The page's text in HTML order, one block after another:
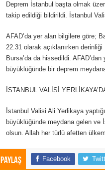
Deprem İstanbul başta olmak
takip edildiği bildirildi. İstanbul
AFAD’da yer alan bilgilere göre;
22.31 olarak açıklanırken
Bursa’da da hissedildi.
büyüklüğünde bir deprem
İSTANBUL VALİSİ
İstanbul Valisi Ali Yerlikaya
büyüklüğünde meydana gelen ve
olsun. Allah her türlü afetten
Paylaş Facebook